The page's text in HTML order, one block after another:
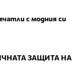
с модния си
ЗАЩИТА НА